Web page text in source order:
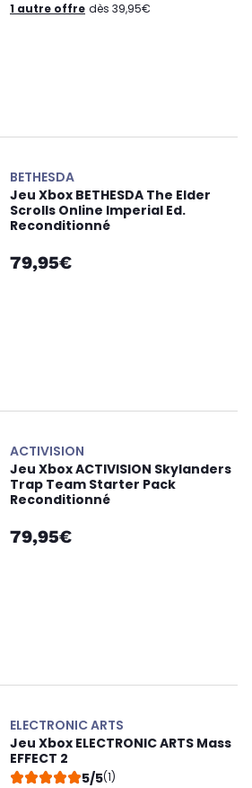
1 autre offre dès 39,95€
BETHESDA
Jeu Xbox BETHESDA The Elder
Scrolls Online Imperial Ed.
Reconditionné
79,95€
ACTIVISION
Jeu Xbox ACTIVISION Skylanders
Trap Team Starter Pack
Reconditionné
79,95€
ELECTRONIC ARTS
Jeu Xbox ELECTRONIC ARTS Mass
EFFECT 2
5/5(1)